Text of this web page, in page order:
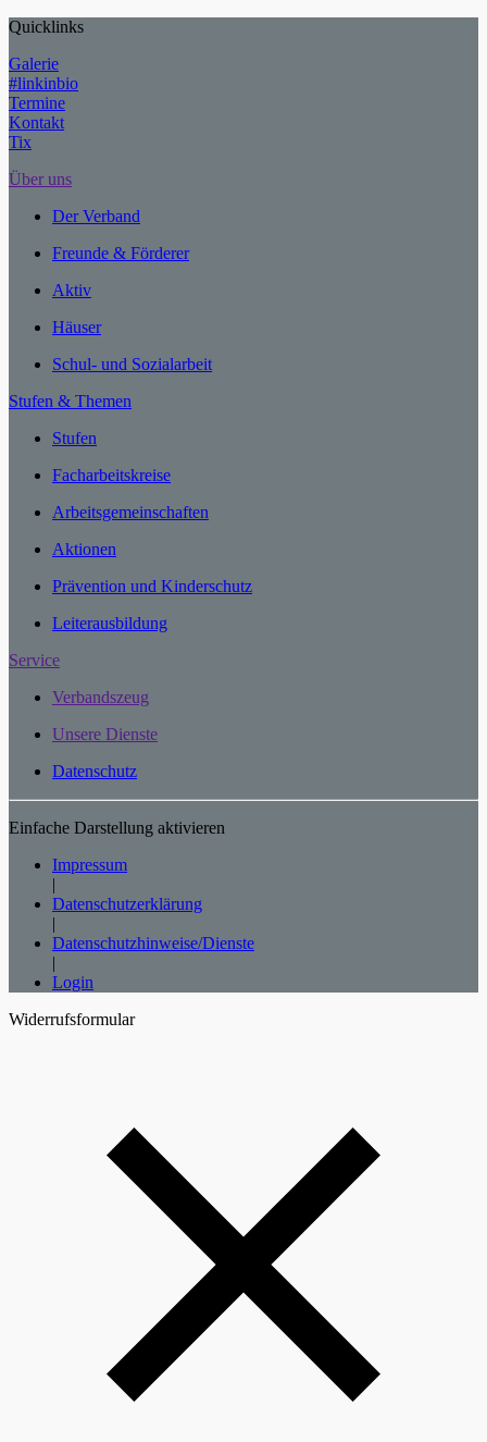
Quicklinks
Galerie
#linkinbio
Termine
Kontakt
Tix
Über uns
Der Verband
Freunde & Förderer
Aktiv
Häuser
Schul- und Sozialarbeit
Stufen & Themen
Stufen
Facharbeitskreise
Arbeitsgemeinschaften
Aktionen
Prävention und Kinderschutz
Leiterausbildung
Service
Verbandszeug
Unsere Dienste
Datenschutz
Einfache Darstellung aktivieren
Impressum
|
Datenschutzerklärung
|
Datenschutzhinweise/Dienste
|
Login
Widerrufsformular